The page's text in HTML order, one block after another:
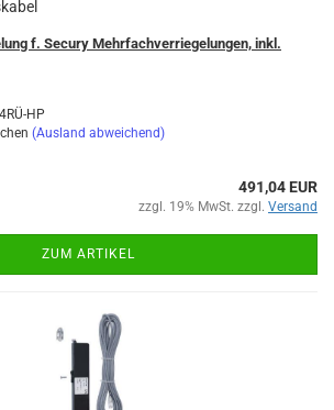
f. Se­cu­ry Mehr­fach­ver­rie­ge­lun­gen, inkl.
HP
(Ausland abweichend)
491,04 EUR
zzgl. 19% MwSt. zzgl. Versand
ZUM ARTIKEL